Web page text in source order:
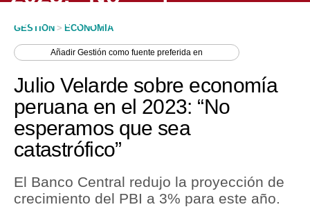
Economía
Mercados
Perú
Política
Tu Dinero
GESTION > ECONOMIA
AñadirGestión como fuente preferida en
Julio Velarde sobre economía
peruana en el 2023: “No
esperamos que sea
catastrófico”
El Banco Central redujo la proyección de
crecimiento del PBI a 3% para este año.